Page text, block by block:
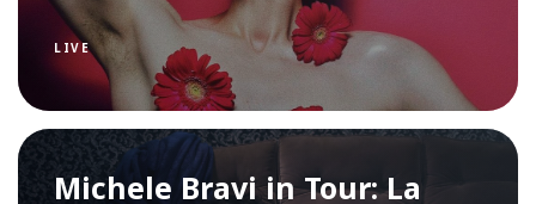
LIVE
Michele Bravi in Tour: La